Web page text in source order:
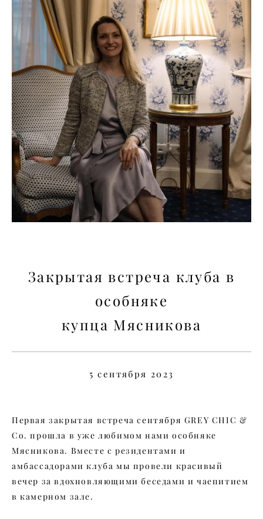
Закрытая встреча клуба в
особняке
купца Мясникова
5 сентября 2023
Первая закрытая встреча сентября GREY CHIC &
Co. прошла в уже любимом нами особняке
Мясникова. Вместе с резидентами и
амбассадорами клуба мы провели красивый
вечер за вдохновляющими беседами и чаепитием
в камерном зале.